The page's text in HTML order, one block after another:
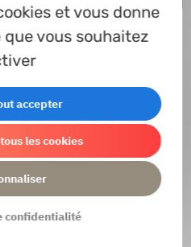
de contact
et vous donne
vous souhaitez
accepter
les cookies
confidentialité